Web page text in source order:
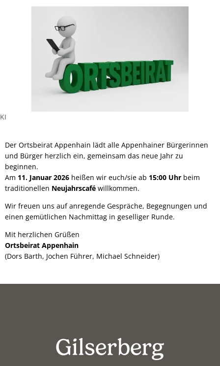
KI
Der Ortsbeirat Appenhain lädt alle Appenhainer Bürgerinnen
und Bürger herzlich ein, gemeinsam das neue Jahr zu
beginnen.
Am 11. Januar 2026 heißen wir euch/sie ab 15:00 Uhr beim
traditionellen Neujahrscafé willkommen.
Wir freuen uns auf anregende Gespräche, Begegnungen und
einen gemütlichen Nachmittag in geselliger Runde.
Mit herzlichen Grüßen
Ortsbeirat Appenhain
(Dors Barth, Jochen Führer, Michael Schneider)